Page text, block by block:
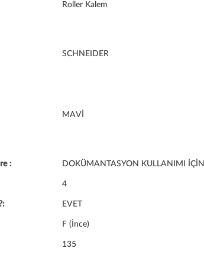
Roller Kalem
SCHNEIDER
MAVİ
: DOKÜMANTASYON KULLANIMI İÇİN
4
EVET
F (İnce)
135